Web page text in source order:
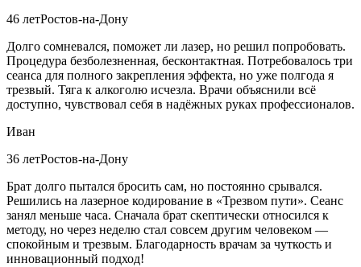
46 летРостов-на-Дону
Долго сомневался, поможет ли лазер, но решил попробовать.
Процедура безболезненная, бесконтактная. Потребовалось три
сеанса для полного закрепления эффекта, но уже полгода я
трезвый. Тяга к алкоголю исчезла. Врачи объяснили всё
доступно, чувствовал себя в надёжных руках профессионалов.
Иван
36 летРостов-на-Дону
Брат долго пытался бросить сам, но постоянно срывался.
Решились на лазерное кодирование в «Трезвом пути». Сеанс
занял меньше часа. Сначала брат скептически относился к
методу, но через неделю стал совсем другим человеком —
спокойным и трезвым. Благодарность врачам за чуткость и
инновационный подход!